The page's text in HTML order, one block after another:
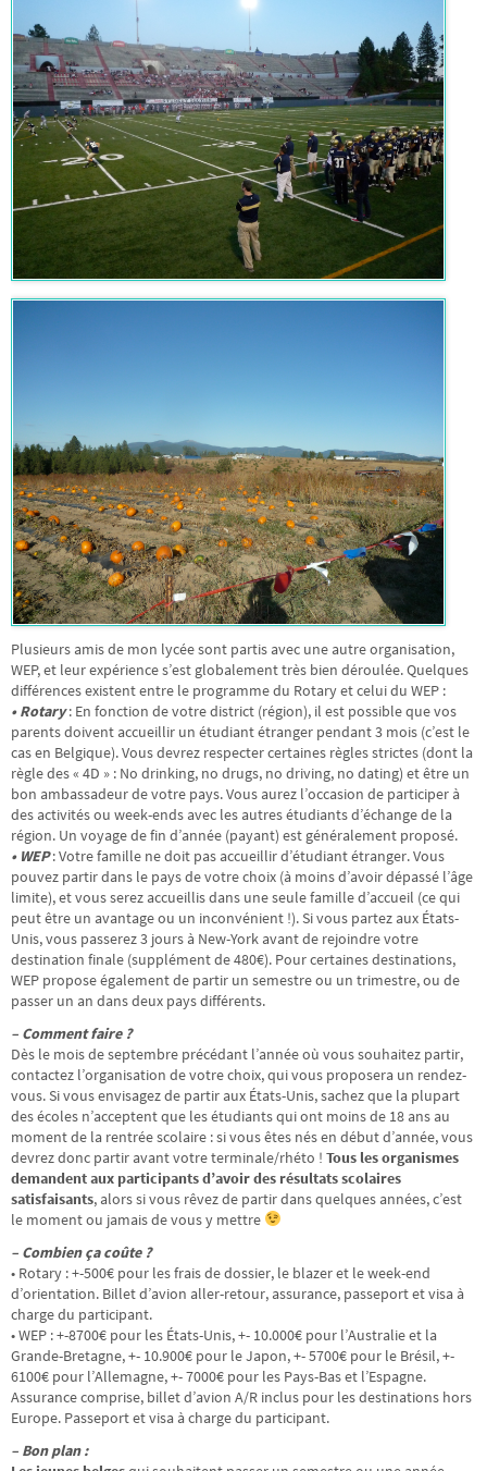
Plusieurs amis de mon lycée sont partis avec une autre organisation,
WEP, et leur expérience s’est globalement très bien déroulée. Quelques
différences existent entre le programme du Rotary et celui du WEP :
• Rotary: En fonction de votre district (région), il est possible que vos
parents doivent accueillir un étudiant étranger pendant 3 mois (c’est le
cas en Belgique). Vous devrez respecter certaines règles strictes (dont la
règle des « 4D » : No drinking, no drugs, no driving, no dating) et être un
bon ambassadeur de votre pays. Vous aurez l’occasion de participer à
des activités ou week-ends avec les autres étudiants d’échange de la
région. Un voyage de fin d’année (payant) est généralement proposé.
• WEP: Votre famille ne doit pas accueillir d’étudiant étranger. Vous
pouvez partir dans le pays de votre choix (à moins d’avoir dépassé l’âge
limite), et vous serez accueillis dans une seule famille d’accueil (ce qui
peut être un avantage ou un inconvénient !). Si vous partez aux États-
Unis, vous passerez 3 jours à New-York avant de rejoindre votre
destination finale (supplément de 480€). Pour certaines destinations,
WEP propose également de partir un semestre ou un trimestre, ou de
passer un an dans deux pays différents.
– Comment faire ?
Dès le mois de septembre précédant l’année où vous souhaitez partir,
contactez l’organisation de votre choix, qui vous proposera un rendez-
vous. Si vous envisagez de partir aux États-Unis, sachez que la plupart
des écoles n’acceptent que les étudiants qui ont moins de 18 ans au
moment de la rentrée scolaire : si vous êtes nés en début d’année, vous
devrez donc partir avant votre terminale/rhéto ! Tous les organismes
demandent aux participants d’avoir des résultats scolaires
satisfaisants, alors si vous rêvez de partir dans quelques années, c’est
le moment ou jamais de vous y mettre
– Combien ça coûte ?
• Rotary : +-500€ pour les frais de dossier, le blazer et le week-end
d’orientation. Billet d’avion aller-retour, assurance, passeport et visa à
charge du participant.
• WEP : +-8700€ pour les États-Unis, +- 10.000€ pour l’Australie et la
Grande-Bretagne, +- 10.900€ pour le Japon, +- 5700€ pour le Brésil, +-
6100€ pour l’Allemagne, +- 7000€ pour les Pays-Bas et l’Espagne.
Assurance comprise, billet d’avion A/R inclus pour les destinations hors
Europe. Passeport et visa à charge du participant.
– Bon plan :